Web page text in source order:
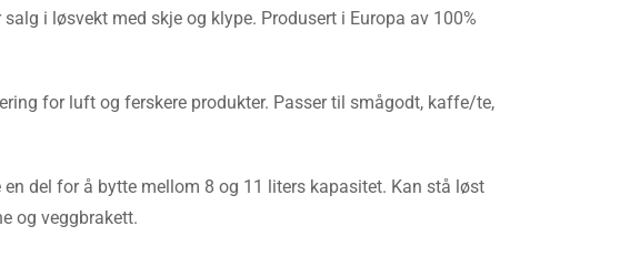
i løsvekt med skje og klype. Produsert i Europa av 100%
for luft og ferskere produkter. Passer til smågodt, kaffe/te,
del for å bytte mellom 8 og 11 liters kapasitet. Kan stå løst
og veggbrakett.